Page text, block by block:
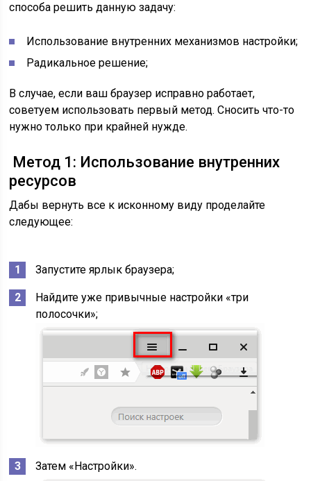
способа решить данную задачу:
Использование внутренних механизмов настройки;
Радикальное решение;
В случае, если ваш браузер исправно работает,
советуем использовать первый метод. Сносить что-то
нужно только при крайней нужде.
Метод 1: Использование внутренних
ресурсов
Дабы вернуть все к исконному виду проделайте
следующее:
Запустите ярлык браузера;
Найдите уже привычные настройки «три
полосочки»;
Затем «Настройки».